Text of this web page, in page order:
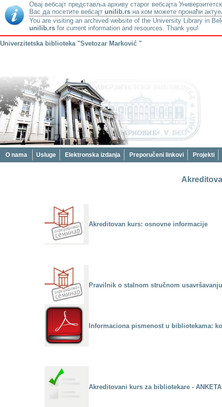
Овај вебсајт представља архиву старог вебсајта
Вас да посетите вебсајт unilib.rs на ком можете пронаћи
You are visiting an archived website of the University Library in
unilib.rs for current information and resources. Thank you!
Univerzitetska biblioteka "Svetozar Marković "
O nama Usluge Elektronska izdanja Preporučeni linkovi Projekti
Akreditovan kurs: osnovne informacije
Pravilnik o stalnom stručnom
Infоrmаciоnа pismеnоst u bibliоtеkаmа:
Аkrеditоvаni kurs zа bibliоtеkаrе - АNKЕТА